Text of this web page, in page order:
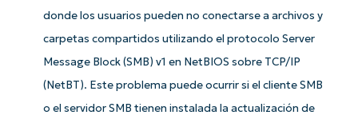
donde los usuarios pueden no conectarse a archivos y
carpetas compartidos utilizando el protocolo Server
Message Block (SMB) v1 en NetBIOS sobre TCP/IP
(NetBT). Este problema puede ocurrir si el cliente SMB
o el servidor SMB tienen instalada la actualización de